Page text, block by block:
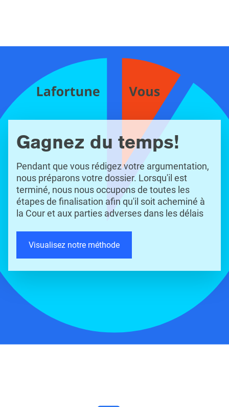
Gagnez du temps!
Pendant que vous rédigez votre argumentation,
nous préparons votre dossier. Lorsqu'il est
terminé, nous nous occupons de toutes les
étapes de finalisation afin qu'il soit acheminé à
la Cour et aux parties adverses dans les délais
Visualisez notre méthode